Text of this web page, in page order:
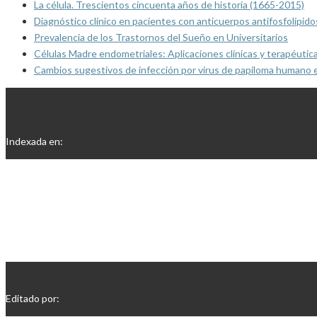
La célula. Trescientos cincuenta años de historia (1665-2015)
Diagnóstico clínico en pacientes con anticuerpos
Prevalencia de los Trastornos del Sueño en Universitarios
Células Madre endometriales: Aplicaciones clínicas y
Cambios sugestivos de infección por virus de papiloma
Indexada en:
Editado por: